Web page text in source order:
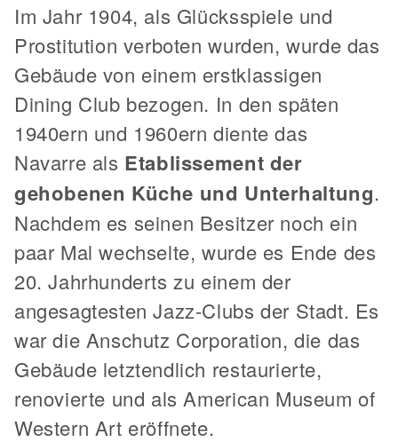
Im Jahr 1904, als Glücksspiele und
Prostitution verboten wurden, wurde das
Gebäude von einem erstklassigen
Dining Club bezogen. In den späten
1940ern und 1960ern diente das
Navarre als Etablissement der
gehobenen Küche und Unterhaltung.
Nachdem es seinen Besitzer noch ein
paar Mal wechselte, wurde es Ende des
20. Jahrhunderts zu einem der
angesagtesten Jazz-Clubs der Stadt. Es
war die Anschutz Corporation, die das
Gebäude letztendlich restaurierte,
renovierte und als American Museum of
Western Art eröffnete.